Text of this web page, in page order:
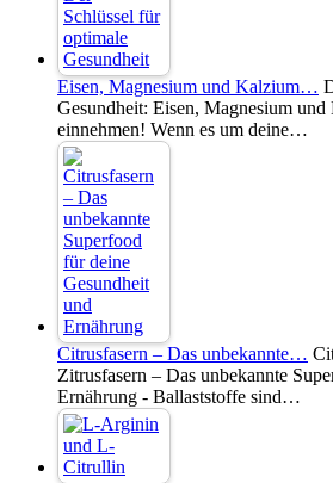
Eisen, Magnesium und Kalzium…
Gesundheit: Eisen, Magnesium
einnehmen! Wenn es um deine…
Citrusfasern – Das unbekannte…
Zitrusfasern – Das unbekannte
Ernährung - Ballaststoffe sind…